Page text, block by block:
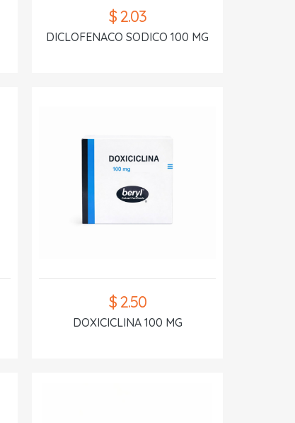
$ 2.03
DICLOFENACO SODICO 100 MG
$ 2.50
DOXICICLINA 100 MG